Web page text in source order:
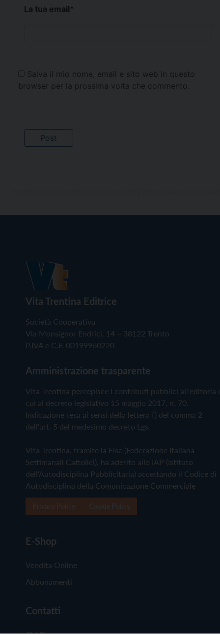
La tua email*
Salva il mio nome, email e sito web in questo
browser per la prossima volta che commento.
Vita Trentina Editrice
Società Cooperativa
Via Monsignor Endrici, 14 – 38122 Trento
P.IVA e C.F. 00199960220
Amministrazione trasparente
Vita Trentina percepisce i contributi pubblici all'editoria
cui al decreto legislativo 15 maggio 2017, n. 70.
Indicazione resa ai sensi della lettera f) del comma 2
dell'art. 5 del medesimo decreto Lgs.
Vita Trentina, tramite la Fisc (Federazione Italiana
Settimanali Cattolici), ha aderito allo IAP (Istituto
dell'Autodisciplina Pubblicitaria) accettando il Codice di
Autodisciplina della Comunicazione Commerciale
E-Shop
Vendita Online
Abbonamenti
Contatti